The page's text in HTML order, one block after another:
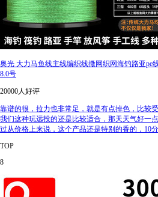
奥光 大力马鱼线主线编织线撒网织网海钓路亚pe
8.0号
20000人好评
靠谱的很，拉力也非常足，就是有点掉色，比较
我们这种玩远投的还是比较适合，那天天气好一
过从价格上来说，这个产品还是特别的香的，10
TOP
8